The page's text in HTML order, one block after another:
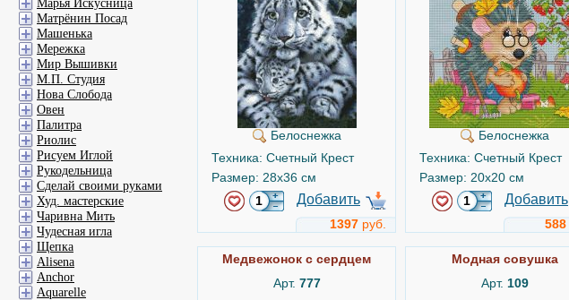
Белоснежка
Техника: Счетный Крест
Размер: 28x36 см
Добавить
1397 руб.
Белоснежка
Техника: Счетный Крест
Размер: 20x20 см
Добавить
588
Медвежонок с сердцем
Арт. 777
Модная совушка
Арт. 109
Марья Искусница
Матрёнин Посад
Машенька
Мережка
Мир Вышивки
М.П. Студия
Нова Слобода
Овен
Палитра
Риолис
Рисуем Иглой
Рукодельница
Сделай своими руками
Худ. мастерские
Чаривна Мить
Чудесная игла
Щепка
Alisena
Anchor
Aquarelle